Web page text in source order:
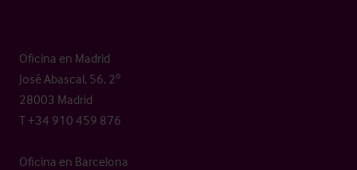
Oficina en Madrid
José Abascal, 56, 2º
28003 Madrid
T +34 910 459 876
Oficina en Barcelona